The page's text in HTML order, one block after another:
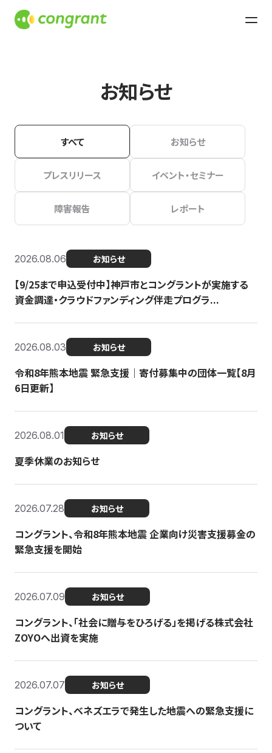
お知らせ
すべて お知らせ
プレスリリース イベント・セミナー
障害報告 レポート
2026.08.06 お知らせ
【9/25まで申込受付中】神戸市とコングラントが実施する
資金調達・クラウドファンディング伴走プログラ...
2026.08.03 お知らせ
令和8年熊本地震 緊急支援｜寄付募集中の団体一覧【8月
6日更新】
2026.08.01 お知らせ
夏季休業のお知らせ
2026.07.28 お知らせ
コングラント、令和8年熊本地震 企業向け災害支援募金の
緊急支援を開始
2026.07.09 お知らせ
コングラント、「社会に贈与をひろげる」を掲げる株式会社
ZOYOへ出資を実施
2026.07.07 お知らせ
コングラント、ベネズエラで発生した地震への緊急支援に
ついて